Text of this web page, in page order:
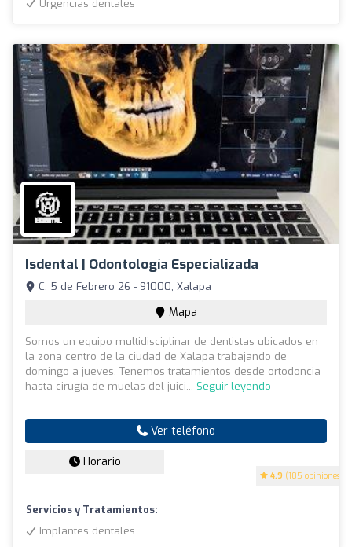
Urgencias dentales
Isdental | Odontología Especializada
4.9 (105 opiniones)
C. 5 de Febrero 26 - 91000, Xalapa
Mapa
Somos un equipo multidisciplinar de dentistas ubicados en
la zona centro de la ciudad de Xalapa trabajando de
domingo a jueves. Tenemos tratamientos desde ortodoncia
hasta cirugía de muelas del juici... Seguir leyendo
Ver teléfono
Horario
Servicios y Tratamientos:
Implantes dentales